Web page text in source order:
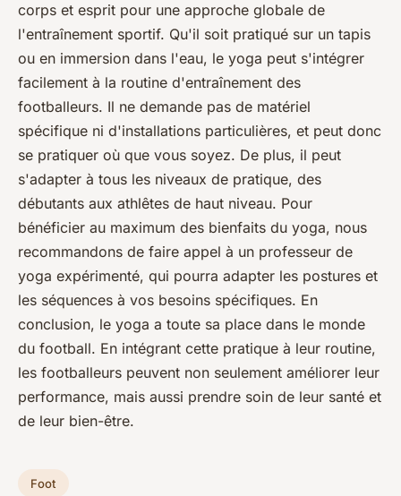
corps et esprit pour une approche globale de
l'entraînement sportif. Qu'il soit pratiqué sur un tapis
ou en immersion dans l'eau, le yoga peut s'intégrer
facilement à la routine d'entraînement des
footballeurs. Il ne demande pas de matériel
spécifique ni d'installations particulières, et peut donc
se pratiquer où que vous soyez. De plus, il peut
s'adapter à tous les niveaux de pratique, des
débutants aux athlêtes de haut niveau. Pour
bénéficier au maximum des bienfaits du yoga, nous
recommandons de faire appel à un professeur de
yoga expérimenté, qui pourra adapter les postures et
les séquences à vos besoins spécifiques. En
conclusion, le yoga a toute sa place dans le monde
du football. En intégrant cette pratique à leur routine,
les footballeurs peuvent non seulement améliorer leur
performance, mais aussi prendre soin de leur santé et
de leur bien-être.
Foot